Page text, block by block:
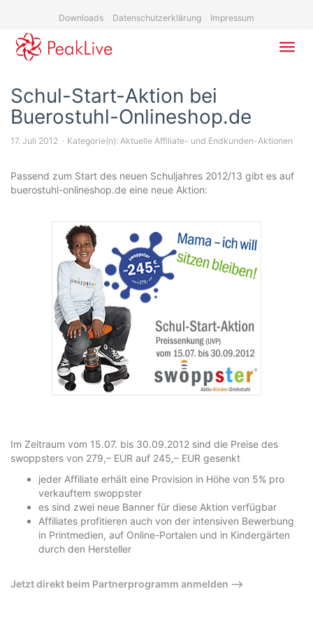
content
Downloads Datenschutzerklärung Impressum
Schul-Start-Aktion bei
Buerostuhl-Onlineshop.de
17. Juli 2012 Kategorie(n): Aktuelle Affiliate- und Endkunden-Aktionen
Passend zum Start des neuen Schuljahres 2012/13 gibt es auf
buerostuhl-onlineshop.de eine neue Aktion:
Im Zeitraum vom 15.07. bis 30.09.2012 sind die Preise des
swoppsters von 279,– EUR auf 245,– EUR gesenkt
jeder Affiliate erhält eine Provision in Höhe von 5% pro
verkauftem swoppster
es sind zwei neue Banner für diese Aktion verfügbar
Affiliates profitieren auch von der intensiven Bewerbung
in Printmedien, auf Online-Portalen und in Kindergärten
durch den Hersteller
Jetzt direkt beim Partnerprogramm anmelden –>